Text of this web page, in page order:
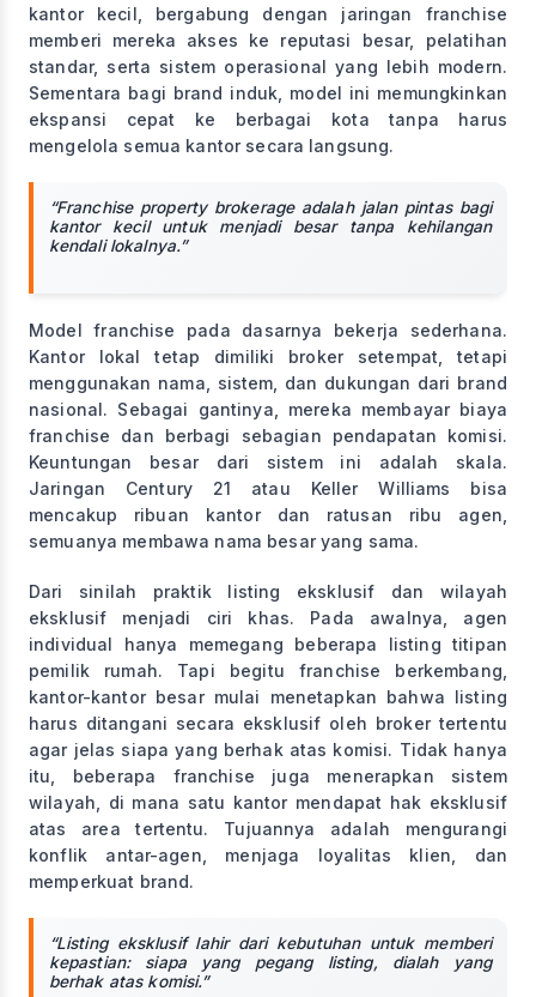
kantor kecil, bergabung dengan jaringan franchise
memberi mereka akses ke reputasi besar, pelatihan
standar, serta sistem operasional yang lebih modern.
Sementara bagi brand induk, model ini memungkinkan
ekspansi cepat ke berbagai kota tanpa harus
mengelola semua kantor secara langsung.
“Franchise property brokerage adalah jalan pintas bagi
kantor kecil untuk menjadi besar tanpa kehilangan
kendali lokalnya.”
Model franchise pada dasarnya bekerja sederhana.
Kantor lokal tetap dimiliki broker setempat, tetapi
menggunakan nama, sistem, dan dukungan dari brand
nasional. Sebagai gantinya, mereka membayar biaya
franchise dan berbagi sebagian pendapatan komisi.
Keuntungan besar dari sistem ini adalah skala.
Jaringan Century 21 atau Keller Williams bisa
mencakup ribuan kantor dan ratusan ribu agen,
semuanya membawa nama besar yang sama.
Dari sinilah praktik listing eksklusif dan wilayah
eksklusif menjadi ciri khas. Pada awalnya, agen
individual hanya memegang beberapa listing titipan
pemilik rumah. Tapi begitu franchise berkembang,
kantor-kantor besar mulai menetapkan bahwa listing
harus ditangani secara eksklusif oleh broker tertentu
agar jelas siapa yang berhak atas komisi. Tidak hanya
itu, beberapa franchise juga menerapkan sistem
wilayah, di mana satu kantor mendapat hak eksklusif
atas area tertentu. Tujuannya adalah mengurangi
konflik antar-agen, menjaga loyalitas klien, dan
memperkuat brand.
“Listing eksklusif lahir dari kebutuhan untuk memberi
kepastian: siapa yang pegang listing, dialah yang
berhak atas komisi.”